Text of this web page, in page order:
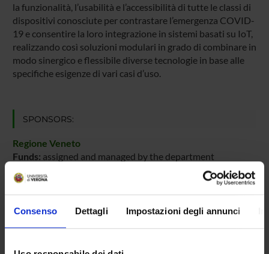
Consenso Dettagli Impostazioni degli annunci
la funzionalità, l’usabilità e l’accessibilità di tutte le classi di
dispositivi conosciute per contrastare l’emergenza COVID-
19 e consentire la loro integrazione in sistemi basati su IoT,
realizzando così soluzioni modulari in grado di combinare in
modo sinergico e flessibile diverse tecnologie in base alle
specifiche esigenze di vari casi d’uso.
SPONSORS:
Regione Veneto
Funds: assigned and managed by the department
PROJECT PARTICIPANTS
Alberto Castellini